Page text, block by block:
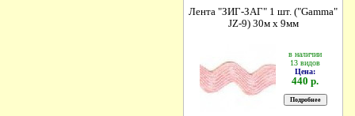
Лента "ЗИГ-ЗАГ" 1 шт. ("Gamma"
JZ-9) 30м х 9мм
в наличии
13 видов
Цена:
440 р.